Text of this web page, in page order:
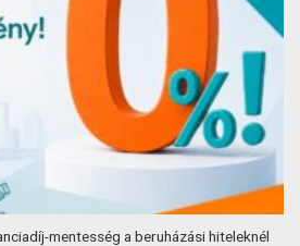
mentesség a beruházási hiteleknél